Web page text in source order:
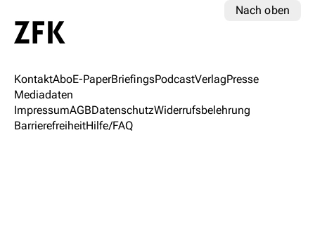
Nach oben
KontaktAboE-PaperBriefingsPodcastVerlagPresse
Mediadaten
ImpressumAGBDatenschutzWiderrufsbelehrung
BarrierefreiheitHilfe/FAQ